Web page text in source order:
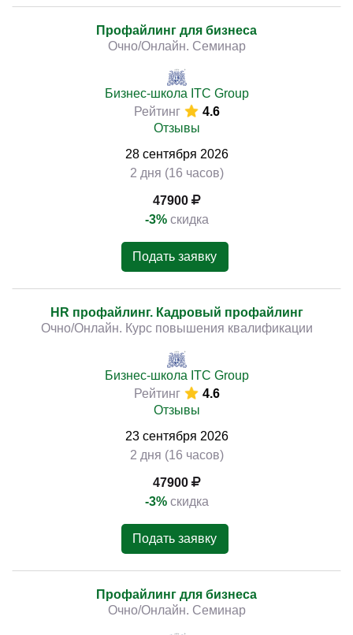
Профайлинг для бизнеса
Очно/Онлайн. Семинар
Бизнес-школа ITC Group
Рейтинг
4.6
Отзывы
28 сентября 2026
2 дня (16 часов)
47900
-3% скидка
Подать заявку
HR профайлинг. Кадровый профайлинг
Очно/Онлайн. Курс повышения квалификации
Бизнес-школа ITC Group
Рейтинг
4.6
Отзывы
23 сентября 2026
2 дня (16 часов)
47900
-3% скидка
Подать заявку
Профайлинг для бизнеса
Очно/Онлайн. Семинар